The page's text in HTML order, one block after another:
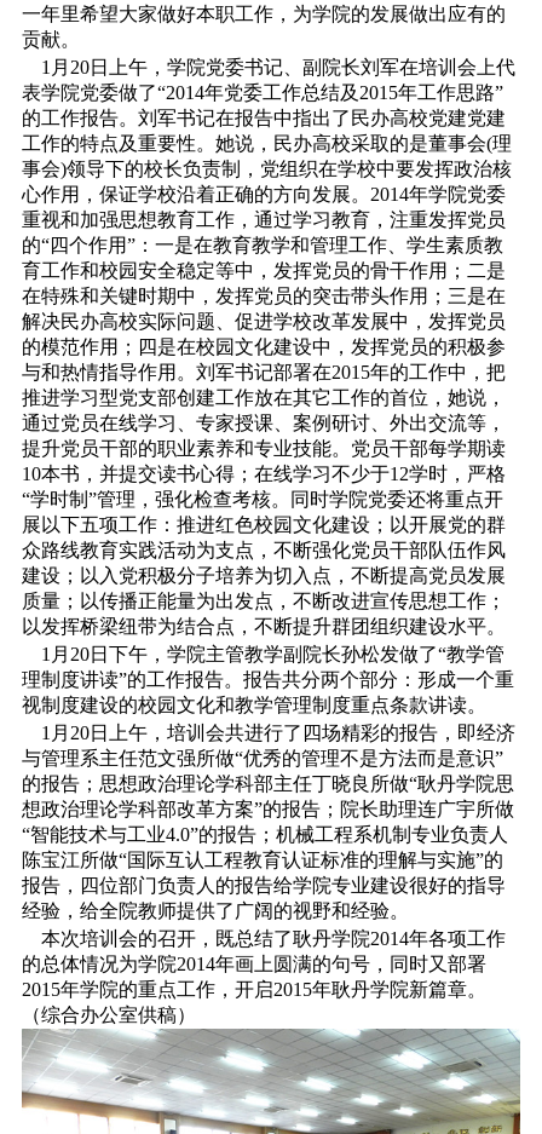
一年里希望大家做好本职工作，为学院的发展做出应有的
贡献。
1月20日上午，学院党委书记、副院长刘军在培训会上代
表学院党委做了“2014年党委工作总结及2015年工作思路”
的工作报告。刘军书记在报告中指出了民办高校党建党建
工作的特点及重要性。她说，民办高校采取的是董事会(理
事会)领导下的校长负责制，党组织在学校中要发挥政治核
心作用，保证学校沿着正确的方向发展。2014年学院党委
重视和加强思想教育工作，通过学习教育，注重发挥党员
的“四个作用”：一是在教育教学和管理工作、学生素质教
育工作和校园安全稳定等中，发挥党员的骨干作用；二是
在特殊和关键时期中，发挥党员的突击带头作用；三是在
解决民办高校实际问题、促进学校改革发展中，发挥党员
的模范作用；四是在校园文化建设中，发挥党员的积极参
与和热情指导作用。刘军书记部署在2015年的工作中，把
推进学习型党支部创建工作放在其它工作的首位，她说，
通过党员在线学习、专家授课、案例研讨、外出交流等，
提升党员干部的职业素养和专业技能。党员干部每学期读
10本书，并提交读书心得；在线学习不少于12学时，严格
“学时制”管理，强化检查考核。同时学院党委还将重点开
展以下五项工作：推进红色校园文化建设；以开展党的群
众路线教育实践活动为支点，不断强化党员干部队伍作风
建设；以入党积极分子培养为切入点，不断提高党员发展
质量；以传播正能量为出发点，不断改进宣传思想工作；
以发挥桥梁纽带为结合点，不断提升群团组织建设水平。
1月20日下午，学院主管教学副院长孙松发做了“教学管
理制度讲读”的工作报告。报告共分两个部分：形成一个重
视制度建设的校园文化和教学管理制度重点条款讲读。
1月20日上午，培训会共进行了四场精彩的报告，即经济
与管理系主任范文强所做“优秀的管理不是方法而是意识”
的报告；思想政治理论学科部主任丁晓良所做“耿丹学院思
想政治理论学科部改革方案”的报告；院长助理连广宇所做
“智能技术与工业4.0”的报告；机械工程系机制专业负责人
陈宝江所做“国际互认工程教育认证标准的理解与实施”的
报告，四位部门负责人的报告给学院专业建设很好的指导
经验，给全院教师提供了广阔的视野和经验。
本次培训会的召开，既总结了耿丹学院2014年各项工作
的总体情况为学院2014年画上圆满的句号，同时又部署
2015年学院的重点工作，开启2015年耿丹学院新篇章。
（综合办公室供稿）